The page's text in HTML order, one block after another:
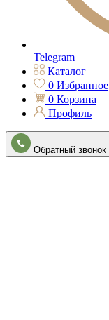
Telegram
Каталог
0 Избранное
0 Корзина
Профиль
Обратный звонок